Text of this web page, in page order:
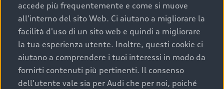
cronologia dei tagliandi: una documentazione
completa della vettura certifica una manutenzione
costante e accurata;
condizioni della carrozzeria e degli interni: una
buona conservazione evidenzia cura e attenzione del
precedente proprietario;
accede più frequentemente e come si muove
all'interno del sito Web. Ci aiutano a migliorare la
facilità d'uso di un sito web e quindi a migliorare
la tua esperienza utente. Inoltre, questi cookie ci
aiutano a comprendere i tuoi interessi in modo da
fornirti contenuti più pertinenti. Il consenso
dell'utente vale sia per Audi che per noi, poiché